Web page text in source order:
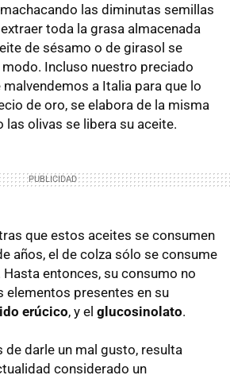
las diminutas semillas
toda la grasa almacenada
de sésamo o de girasol se
Incluso nuestro preciado
malvendemos a Italia para que lo
de oro, se elabora de la misma
las olivas se libera su aceite.
que estos aceites se consumen
años, el de colza sólo se consume
entonces, su consumo no
elementos presentes en su
erúcico, y el glucosinolato.
de darle un mal gusto, resulta
considerado un